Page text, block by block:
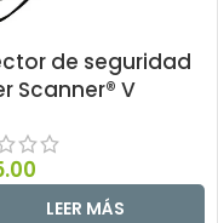
de seguridad
Scanner® V
LEER MÁS